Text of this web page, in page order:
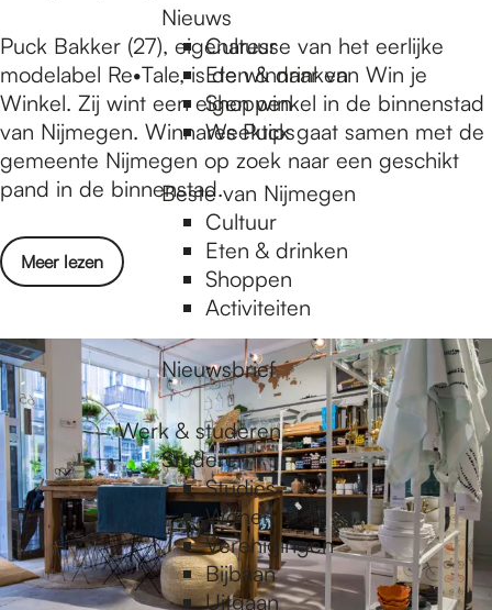
Nieuws
Cultuur
Eten & drinken
Shoppen
Weektips
Beste van Nijmegen
Cultuur
Eten & drinken
Shoppen
Activiteiten
Nieuwsbrief
Werk & studeren
Studeren
Studies
Wonen
Verenigingen
Bijbaan
Uitgaan
t
a
t
e
n
P
u
c
k
(
2
)
v
R
e
•
T
e
w
i
Puck Bakker (27), eigenaresse van het eerlijke
modelabel Re•Tale, is de winnaar van Win je
Winkel. Zij wint een eigen winkel in de binnenstad
van Nijmegen. Winnares Puck gaat samen met de
gemeente Nijmegen op zoek naar een geschikt
pand in de binnenstad.
Meer lezen
o
v
c
k
(
2
7
)
v